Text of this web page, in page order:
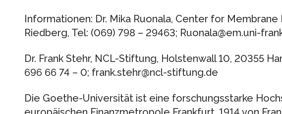
Informationen: Dr. Mika Ruonala, Center for
Riedberg, Tel: (069) 798 – 29463; Ruonala@em.uni-
Dr. Frank Stehr, NCL-Stiftung, Holstenwall 10, 20355
696 66 74 – 0; frank.stehr@ncl-stiftung.de
Die Goethe-Universität ist eine forschungsstarke